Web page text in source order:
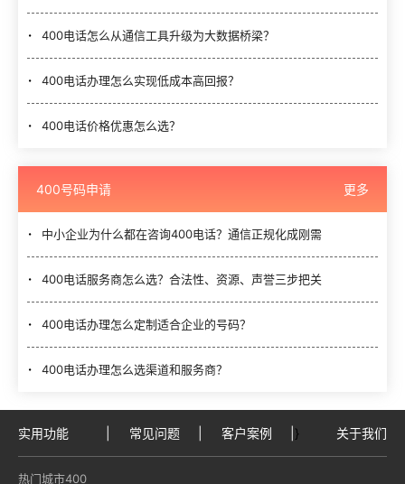
400电话怎么从通信工具升级为大数据桥梁？
400电话办理怎么实现低成本高回报？
400电话价格优惠怎么选？
400号码申请 更多
中小企业为什么都在咨询400电话？通信正规化成刚需
400电话服务商怎么选？合法性、资源、声誉三步把关
400电话办理怎么定制适合企业的号码？
400电话办理怎么选渠道和服务商？
实用功能 常见问题 客户案例 } 关于我们
热门城市400